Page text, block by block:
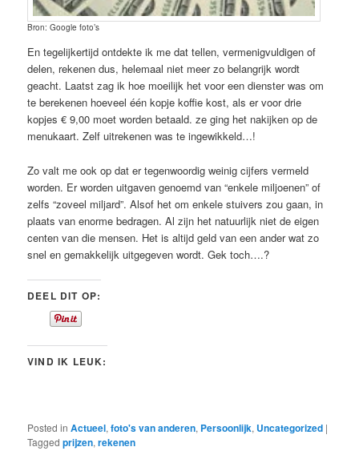
Bron: Google foto’s
En tegelijkertijd ontdekte ik me dat tellen, vermenigvuldigen of
delen, rekenen dus, helemaal niet meer zo belangrijk wordt
geacht. Laatst zag ik hoe moeilijk het voor een dienster was om
te berekenen hoeveel één kopje koffie kost, als er voor drie
kopjes € 9,00 moet worden betaald. ze ging het nakijken op de
menukaart. Zelf uitrekenen was te ingewikkeld…!
Zo valt me ook op dat er tegenwoordig weinig cijfers vermeld
worden. Er worden uitgaven genoemd van “enkele miljoenen” of
zelfs “zoveel miljard”. Alsof het om enkele stuivers zou gaan, in
plaats van enorme bedragen. Al zijn het natuurlijk niet de eigen
centen van die mensen. Het is altijd geld van een ander wat zo
snel en gemakkelijk uitgegeven wordt. Gek toch….?
DEEL DIT OP:
VIND IK LEUK:
Posted in Actueel,foto's van anderen, Persoonlijk, Uncategorized |
Tagged prijzen,rekenen